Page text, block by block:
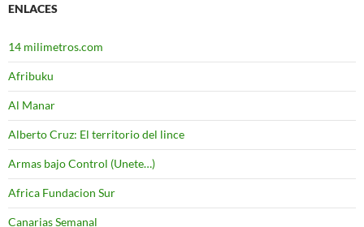
ENLACES
14 milimetros.com
Afribuku
Al Manar
Alberto Cruz: El territorio del lince
Armas bajo Control (Unete…)
Africa Fundacion Sur
Canarias Semanal